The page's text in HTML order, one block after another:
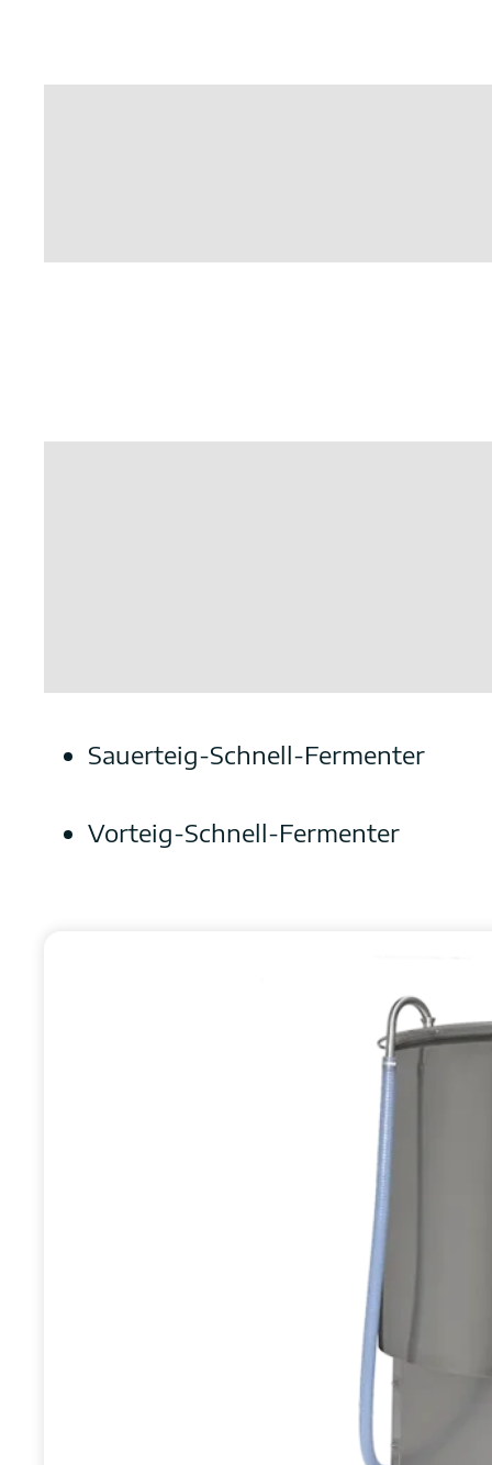
Sauerteig-Schnell-Fermenter
Vorteig-Schnell-Fermenter